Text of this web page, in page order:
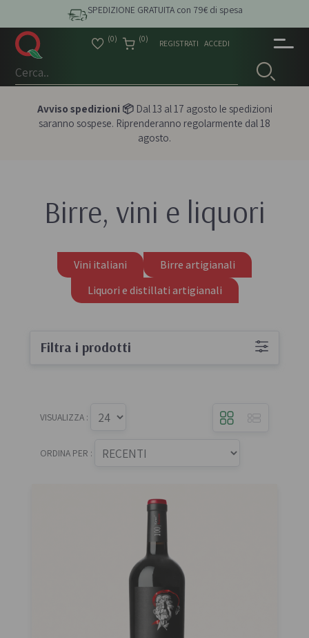
SPEDIZIONE GRATUITA con 79€ di spesa
(0) (0) REGISTRATI ACCEDI
Avviso spedizioni 📦Dal 13 al 17 agosto le spedizioni
saranno sospese. Riprenderanno regolarmente dal 18
agosto.
Birre, vini e liquori
Vini italiani
Birre artigianali
Liquori e distillati artigianali
Filtra i prodotti
VISUALIZZA :
ORDINA PER :